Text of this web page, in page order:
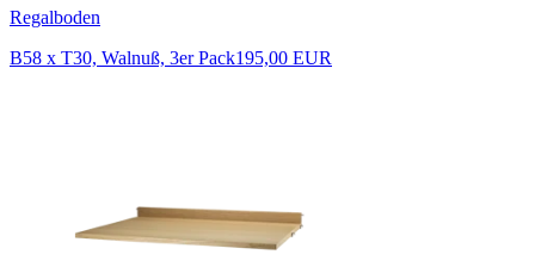
Regalboden
B58 x T30, Walnuß, 3er Pack195,00 EUR